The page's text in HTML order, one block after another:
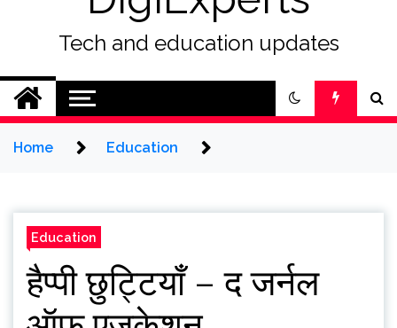
Tech and education updates
Home Education
Education
हैप्पी छुट्टियाँ – द जर्नल